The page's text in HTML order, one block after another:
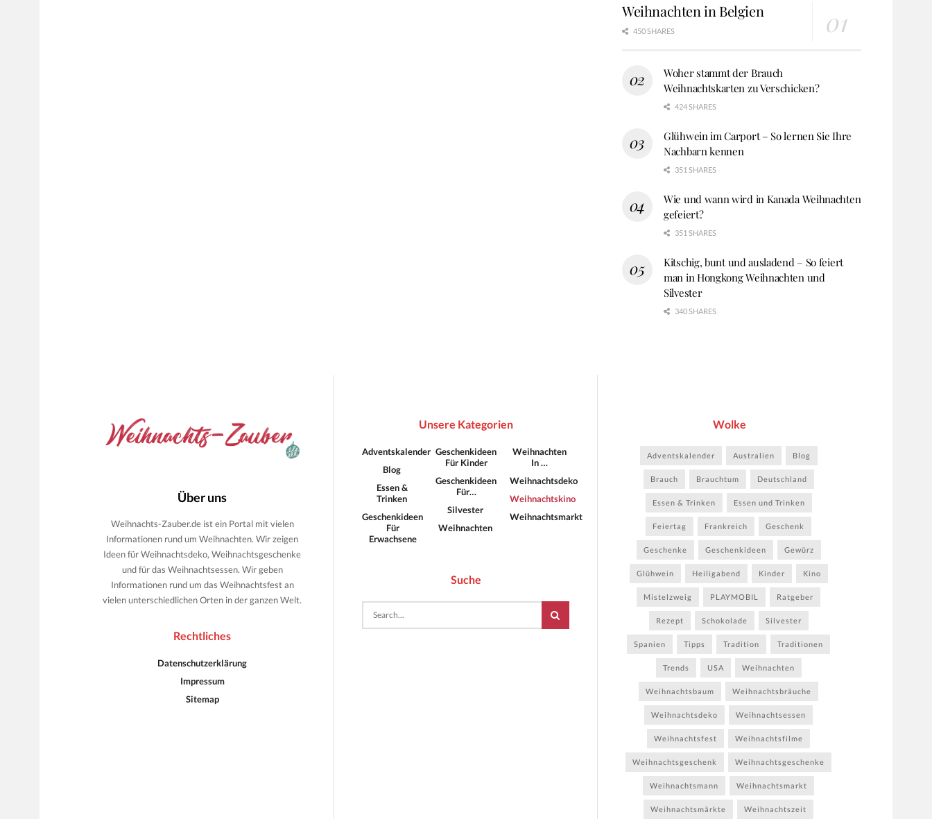
Weihnachten in Belgien
450 SHARES
Woher stammt der Brauch
Weihnachtskarten zu Verschicken?
424 SHARES
Glühwein im Carport – So lernen Sie Ihre
Nachbarn kennen
351 SHARES
Wie und wann wird in Kanada Weihnachten
gefeiert?
351 SHARES
Kitschig, bunt und ausladend – So feiert
man in Hongkong Weihnachten und
Silvester
340 SHARES
Über uns
Weihnachts-Zauber.de ist ein Portal mit vielen
Informationen rund um Weihnachten. Wir zeigen
Ideen für Weihnachtsdeko, Weihnachtsgeschenke
und für das Weihnachtsessen. Wir geben
Informationen rund um das Weihnachtsfest an
vielen unterschiedlichen Orten in der ganzen Welt.
Rechtliches
Datenschutzerklärung
Impressum
Sitemap
Unsere Kategorien
Adventskalender
Blog
Essen &
Trinken
Geschenkideen
Für
Erwachsene
Geschenkideen
Für Kinder
Geschenkideen
Für…
Silvester
Weihnachten
Weihnachten
In …
Weihnachtsdeko
Weihnachtskino
Weihnachtsmarkt
Suche
Wolke
Adventskalender Australien Blog
Brauch Brauchtum Deutschland
Essen & Trinken Essen und Trinken
Feiertag Frankreich Geschenk
Geschenke Geschenkideen Gewürz
Glühwein Heiligabend Kinder Kino
Mistelzweig PLAYMOBIL Ratgeber
Rezept Schokolade Silvester
Spanien Tipps Tradition Traditionen
Trends USA Weihnachten
Weihnachtsbaum Weihnachtsbräuche
Weihnachtsdeko Weihnachtsessen
Weihnachtsfest Weihnachtsfilme
Weihnachtsgeschenk Weihnachtsgeschenke
Weihnachtsmann Weihnachtsmarkt
Weihnachtsmärkte Weihnachtszeit